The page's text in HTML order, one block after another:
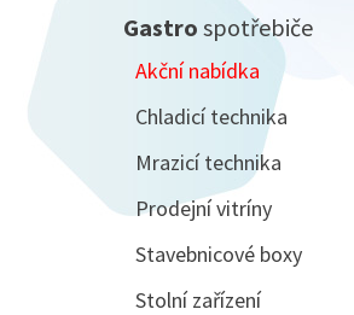
Gastro spotřebiče
Akční nabídka
Chladicí technika
Mrazicí technika
Prodejní vitríny
Stavebnicové boxy
Stolní zařízení